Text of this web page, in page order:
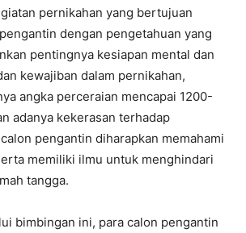
pernikahan yang bertujuan
dengan pengetahuan yang
pentingnya kesiapan mental dan
kewajiban dalam pernikahan,
angka perceraian mencapai 1200-
adanya kekerasan terhadap
pengantin diharapkan memahami
memiliki ilmu untuk menghindari
tangga.
bimbingan ini, para calon pengantin